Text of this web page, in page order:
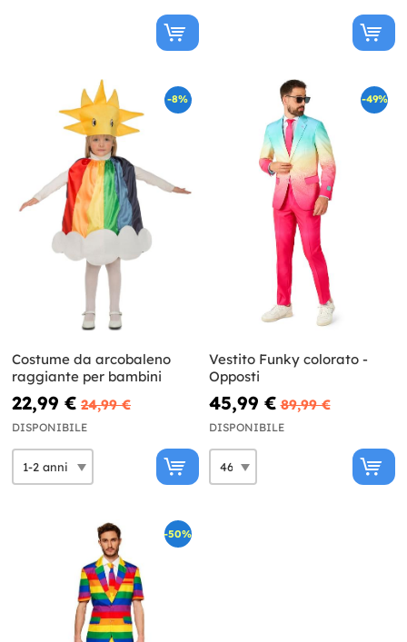
-8%
Costume da arcobaleno
raggiante per bambini
22,99 € 24,99 €
DISPONIBILE
-49%
Vestito Funky colorato -
Opposti
45,99 € 89,99 €
DISPONIBILE
-50%